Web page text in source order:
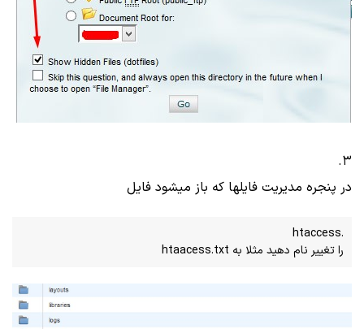
3.
در پنجره مدیریت فایلها که باز میشود فایل
را تغییر نام دهید مثلا به htaacess.txt